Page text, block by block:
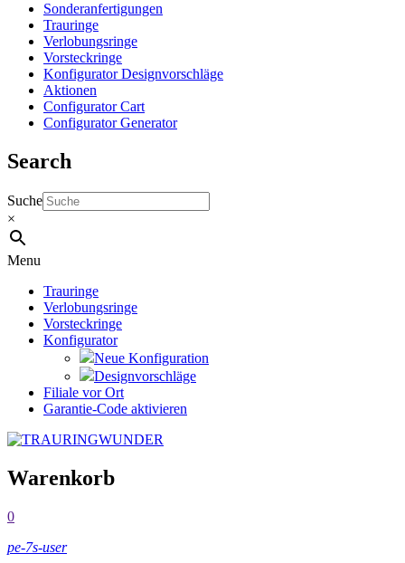
Sonderanfertigungen
Trauringe
Verlobungsringe
Vorsteckringe
Konfigurator Designvorschläge
Aktionen
Configurator Cart
Configurator Generator
Search
Suche
×
Menu
Trauringe
Verlobungsringe
Vorsteckringe
Konfigurator
Neue Konfiguration
Designvorschläge
Filiale vor Ort
Garantie-Code aktivieren
Warenkorb
0
pe-7s-user